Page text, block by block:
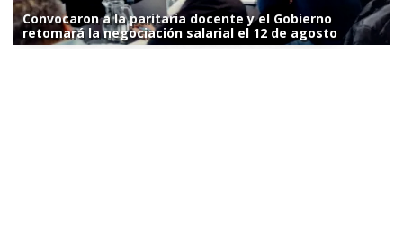
Convocaron a la paritaria docente y el Gobierno
retomará la negociación salarial el 12 de agosto